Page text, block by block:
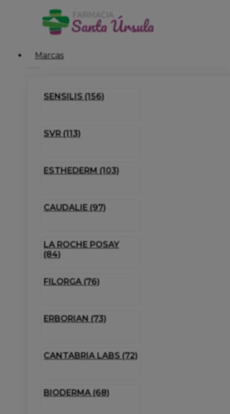
Marcas
SENSILIS (156)
SVR (113)
ESTHEDERM (103)
CAUDALIE (97)
LA ROCHE POSAY
(84)
FILORGA (76)
ERBORIAN (73)
CANTABRIA LABS (72)
BIODERMA (68)